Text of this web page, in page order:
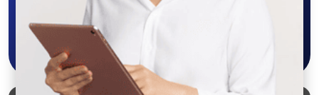
Скачать в Google Play